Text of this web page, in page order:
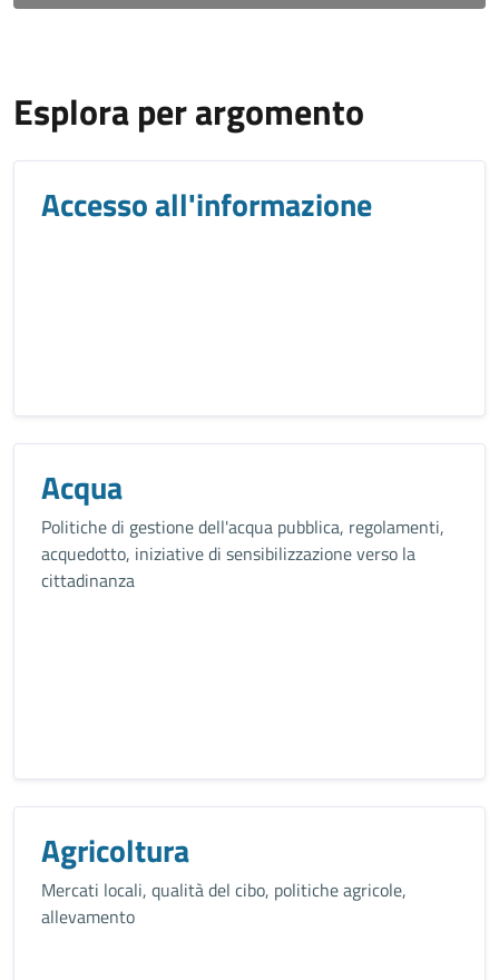
Titolo
Esplora per argomento
Accesso all'informazione
Acqua
Politiche di gestione dell'acqua pubblica, regolamenti,
acquedotto, iniziative di sensibilizzazione verso la
cittadinanza
Agricoltura
Mercati locali, qualità del cibo, politiche agricole,
allevamento